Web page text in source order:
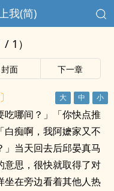
我(简)
1）
封面 下一章
吃哪间？」「你快点推
痴啊，我阿嬷家又不
当天回去后邱晏真马
意思，很快就取得了对
坐在旁边看着其他人热